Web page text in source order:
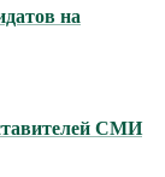
на
СМИ